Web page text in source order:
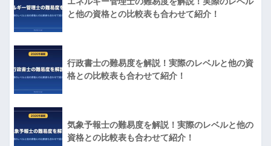
と他の資格との比較表も合わせて紹介！
行政書士の難易度を解説！実際のレベルと他の資
格との比較表も合わせて紹介！
気象予報士の難易度を解説！実際のレベルと他の
資格との比較表も合わせて紹介！